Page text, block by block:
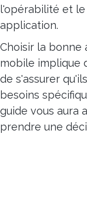
l'opérabilité et
application.
Choisir la
mobile implique
de s'assurer
besoins
guide vous aura
prendre une